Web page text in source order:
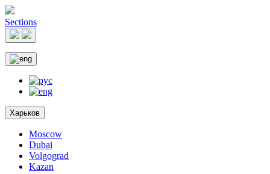
Sections
Харьков
Moscow
Dubai
Volgograd
Kazan